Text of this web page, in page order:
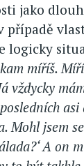
jako
případě
logicky
míříš.
vždycky
asi
Mohl jsem
A on